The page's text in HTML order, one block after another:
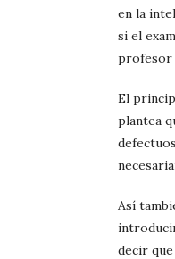
en la
si el
profesor
El
plantea
Así
decir